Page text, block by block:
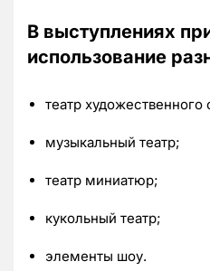
В выступлениях
использование
театр художественного
музыкальный театр;
театр миниатюр;
кукольный театр;
элементы шоу.